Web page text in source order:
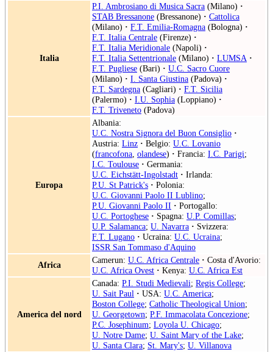
Italia
P.I. Ambrosiano di Musica Sacra (Milano) ·
STAB Bressanone (Bressanone) · Cattolica
(Milano) · F.T. Emilia-Romagna (Bologna) ·
F.T. Italia Centrale (Firenze) ·
F.T. Italia Meridionale (Napoli) ·
F.T. Italia Settentrionale (Milano) · LUMSA ·
F.T. Pugliese (Bari) · U.C. Sacro Cuore
(Milano) · I. Santa Giustina (Padova) ·
F.T. Sardegna (Cagliari) · F.T. Sicilia
(Palermo) · I.U. Sophia (Loppiano) ·
F.T. Triveneto (Padova)
Europa
Albania:
U.C. Nostra Signora del Buon Consiglio ·
Austria: Linz · Belgio: U.C. Lovanio
(francofona olandese) · Francia: I.C. Parigi;
I.C. Toulouse · Germania:
U.C. Eichstätt-Ingolstadt · Irlanda:
P.U. St Patrick's · Polonia:
U.C. Giovanni Paolo II Lublino;
P.U. Giovanni Paolo II · Portogallo:
U.C. Portoghese · Spagna: U.P. Comillas;
U.P. Salamanca; U. Navarra · Svizzera:
F.T. Lugano · Ucraina: U.C. Ucraina;
ISSR San Tommaso d'Aquino
Africa
Camerun: U.C. Africa Centrale · Costa d'Avorio:
U.C. Africa Ovest · Kenya: U.C. Africa Est
America del nord
Canada: P.I. Studi Medievali; Regis College;
U. Sait Paul · USA: U.C. America;
Boston College; Catholic Theological Union;
U. Georgetown; P.F. Immacolata Concezione;
P.C. Josephinum; Loyola U. Chicago;
U. Notre Dame; U. Saint Mary of the Lake;
U. Santa Clara; St. Mary's; U. Villanova